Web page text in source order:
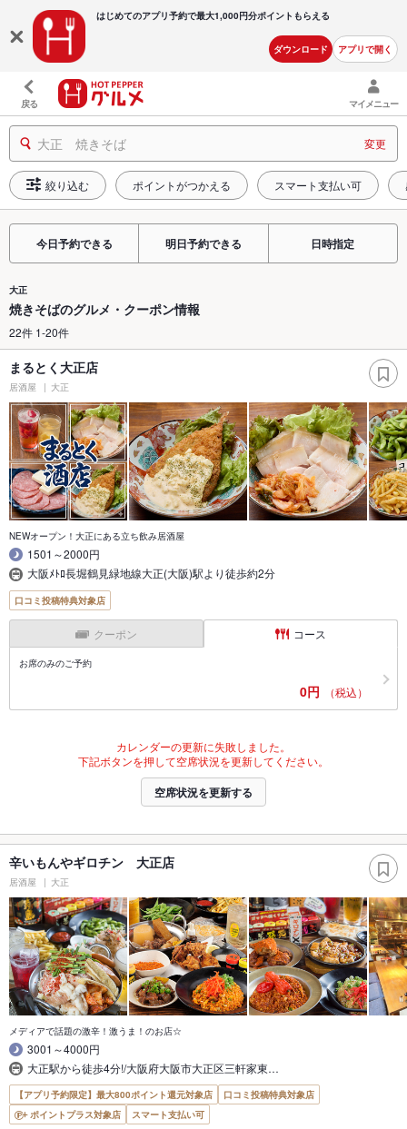
はじめてのアプリ予約で最大1,000円分ポイントもらえる
ダウンロード アプリで開く
戻る マイメニュー
大正 焼きそば 変更
絞り込む ポイントがつかえる スマート支払い可
今日予約できる 明日予約できる 日時指定
大正
焼きそばのグルメ・クーポン情報
22件 1-20件
まるとく大正店
居酒屋 大正
NEWオープン！大正にある立ち飲み居酒屋
1501～2000円
大阪ﾒﾄﾛ長堀鶴見緑地線大正(大阪)駅より徒歩約2分
口コミ投稿特典対象店
クーポン コース
お席のみのご予約
0円 （税込）
カレンダーの更新に失敗しました。
下記ボタンを押して空席状況を更新してください。
空席状況を更新する
辛いもんやギロチン 大正店
居酒屋 大正
メディアで話題の激辛！激うま！のお店☆
3001～4000円
大正駅から徒歩4分!/大阪府大阪市大正区三軒家東…
【アプリ予約限定】最大800ポイント還元対象店
口コミ投稿特典対象店
ポイントプラス対象店
スマート支払い可